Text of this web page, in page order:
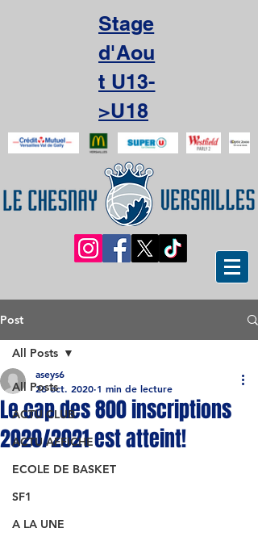
Stage
d'Aou
t U13-
>U18
Post
All Posts
ACTU CLUB
ACTU AFFICHE
ECOLE DE BASKET
SF1
A LA UNE
All Posts
Le cap des 800 inscriptions
2020/2021 est atteint!
aseys6
26 oct. 2020 1 min de lecture